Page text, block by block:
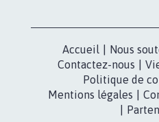
Accueil Nous
Contactez-nous
Politique de
Mentions légales